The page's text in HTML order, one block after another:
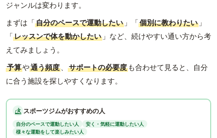
ジャンルは変わります。
まずは「自分のペースで運動したい 」「個別に教わりたい 」
「レッスンで体を動かしたい 」など、続けやすい通い方から考
えてみましょう。
予算や通う頻度 、 サポートの必要度 も合わせて見ると、自分
に合う施設を探しやすくなります。
スポーツジムがおすすめの人
自分のペースで運動したい人
安く・気軽に運動したい人
様々な運動をして楽しみたい人